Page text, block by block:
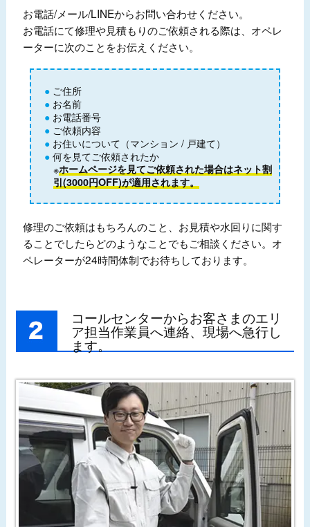
お電話/メール/LINEからお問い合わせください。
お電話にて修理や見積もりのご依頼される際は、オペレ
ーターに次のことをお伝えください。
ご住所
お名前
お電話番号
ご依頼内容
お住いについて（マンション / 戸建て）
何を見てご依頼されたか
※ホームページを見てご依頼された場合はネット割
引(3000円OFF)が適用されます。
修理のご依頼はもちろんのこと、お見積や水回りに関す
ることでしたらどのようなことでもご相談ください。オ
ペレーターが24時間体制でお待ちしております。
コールセンターからお客さまのエリ
ア担当作業員へ連絡、現場へ急行し
ます。